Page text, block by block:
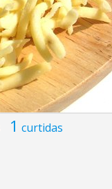
1 curtidas